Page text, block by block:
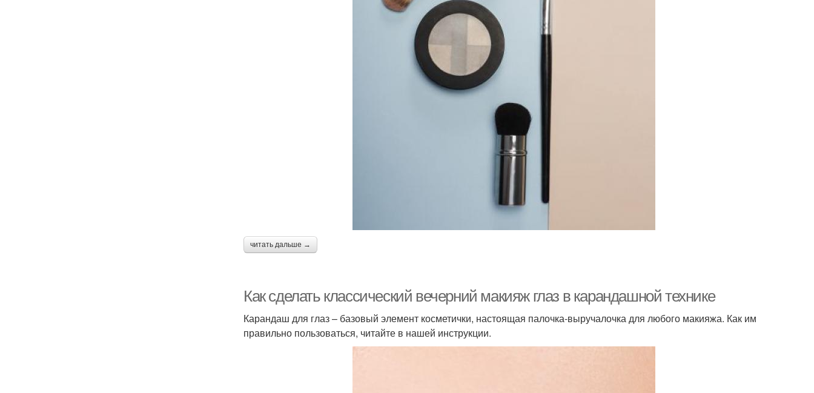
читать дальше →
Как сделать классический вечерний макияж глаз в карандашной технике
Карандаш для глаз – базовый элемент косметички, настоящая палочка-выручалочка для любого макияжа. Как им
правильно пользоваться, читайте в нашей инструкции.